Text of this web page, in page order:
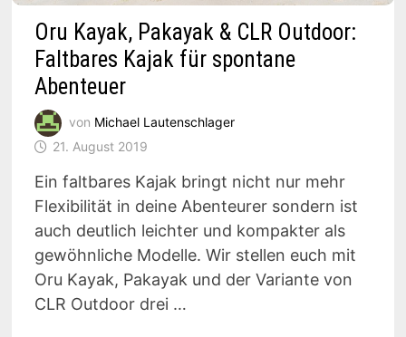
Oru Kayak, Pakayak & CLR Outdoor:
Faltbares Kajak für spontane
Abenteuer
von Michael Lautenschlager
21. August 2019
Ein faltbares Kajak bringt nicht nur mehr
Flexibilität in deine Abenteurer sondern ist
auch deutlich leichter und kompakter als
gewöhnliche Modelle. Wir stellen euch mit
Oru Kayak, Pakayak und der Variante von
CLR Outdoor drei …